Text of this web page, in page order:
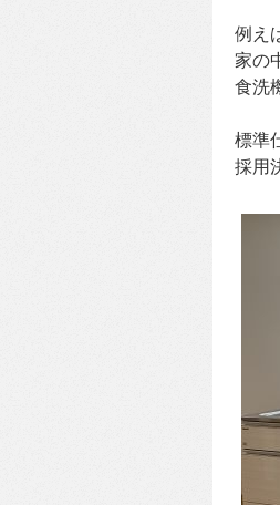
例え
家の
食洗
標準
採用